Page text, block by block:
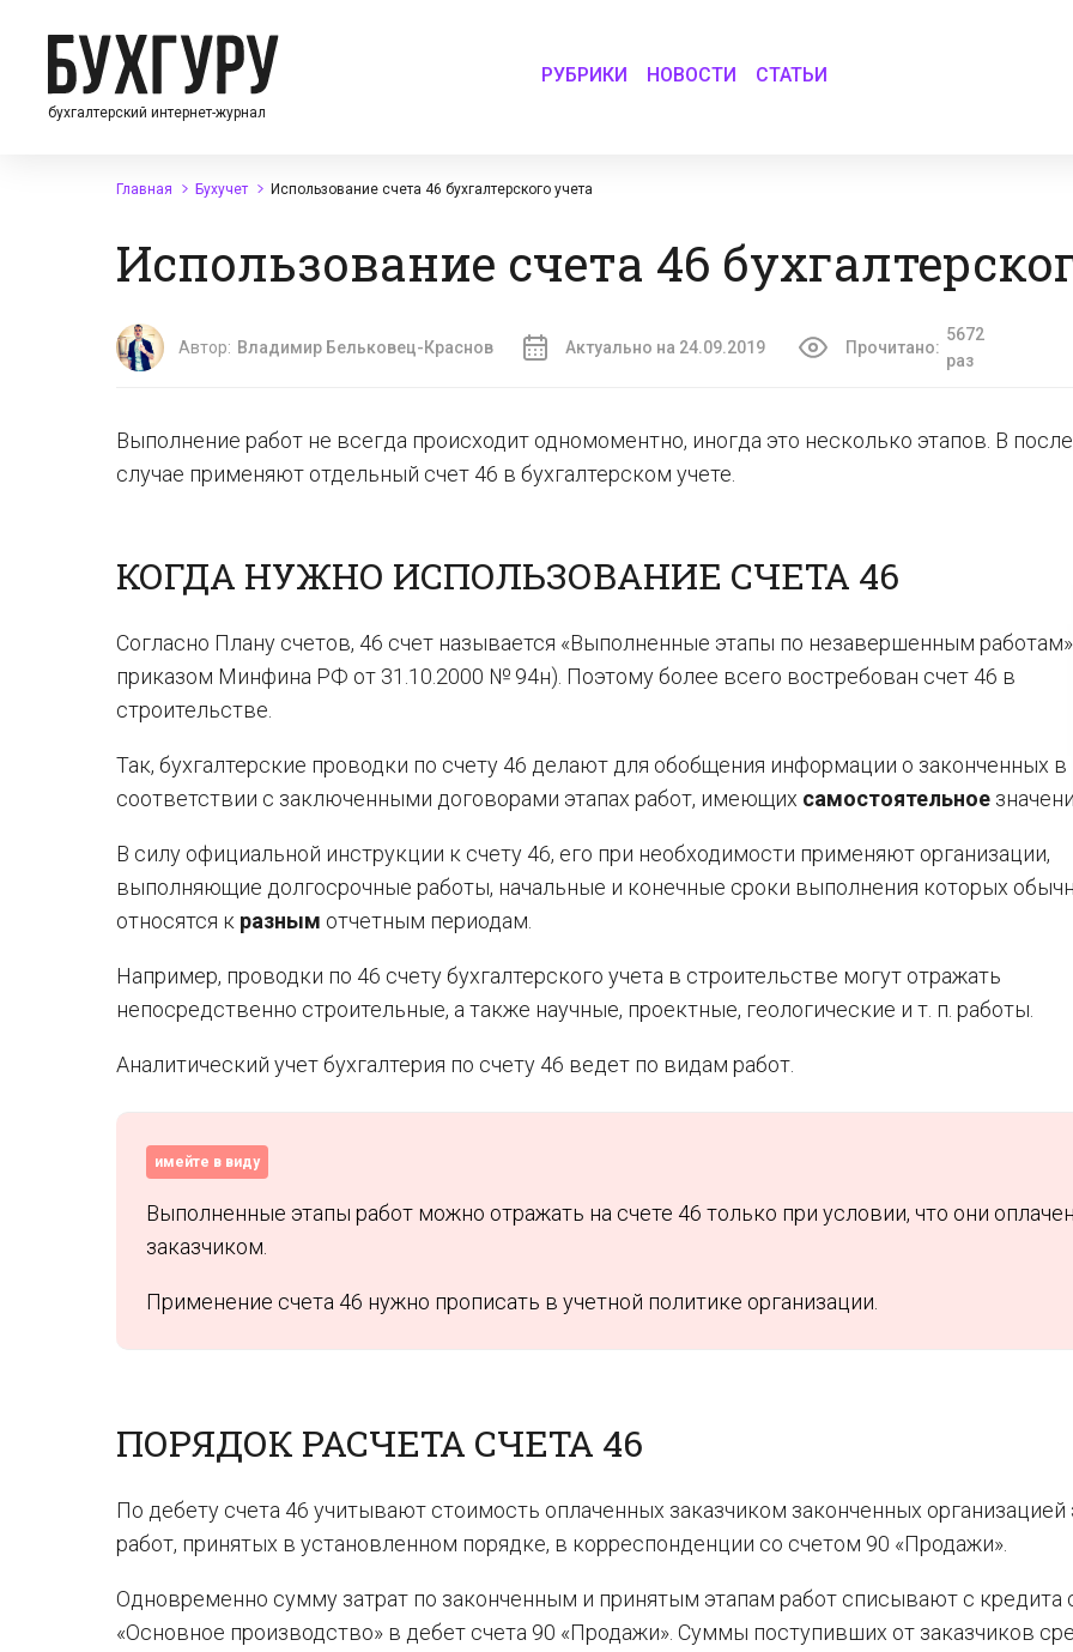
бухгалтерский интернет-журнал
РУБРИКИ НОВОСТИ СТАТЬИ
Главная Бухучет Использование счета 46 бухгалтерского учета
Использование счета 46
Автор: Владимир Бельковец-Краснов Актуально на 24.09.2019 Прочитано:
5672
раз
Выполнение работ не всегда происходит одномоментно, иногда это несколько этапов. В
случае применяют отдельный счет 46 в бухгалтерском учете.
КОГДА НУЖНО ИСПОЛЬЗОВАНИЕ СЧЕТА 46
Согласно Плану счетов, 46 счет называется «Выполненные этапы по незавершенным работам»
приказом Минфина РФ от 31.10.2000 № 94н). Поэтому более всего востребован счет 46 в
строительстве.
Так, бухгалтерские проводки по счету 46 делают для обобщения информации о законченных в
соответствии с заключенными договорами этапах работ, имеющих самостоятельное
В силу официальной инструкции к счету 46, его при необходимости применяют организации,
выполняющие долгосрочные работы, начальные и конечные сроки выполнения которых
относятся к разным отчетным периодам.
Например, проводки по 46 счету бухгалтерского учета в строительстве могут отражать
непосредственно строительные, а также научные, проектные, геологические и т. п. работы.
Аналитический учет бухгалтерия по счету 46 ведет по видам работ.
имейте в виду
Выполненные этапы работ можно отражать на счете 46 только при условии, что они
заказчиком.
Применение счета 46 нужно прописать в учетной политике организации.
ПОРЯДОК РАСЧЕТА СЧЕТА 46
По дебету счета 46 учитывают стоимость оплаченных заказчиком законченных организацией
работ, принятых в установленном порядке, в корреспонденции со счетом 90 «Продажи».
Одновременно сумму затрат по законченным и принятым этапам работ списывают с кредита
«Основное производство» в дебет счета 90 «Продажи». Суммы поступивших от заказчиков